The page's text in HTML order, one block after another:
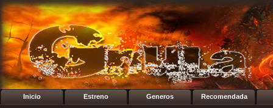
Inicio Estreno Generos Recomendada